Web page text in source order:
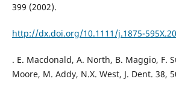
399 (2002).
http://dx.doi.org/10.1111/j.1875-
. E. Macdonald, A. North, B. Maggio, F.
Moore, M. Addy, N.X. West, J. Dent. 38,